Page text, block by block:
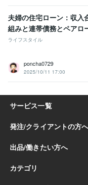
夫婦の住宅ローン：収入
組みと連帯債務とペアロ
ライフスタイル
poncha0729
2025/10/11 17:00